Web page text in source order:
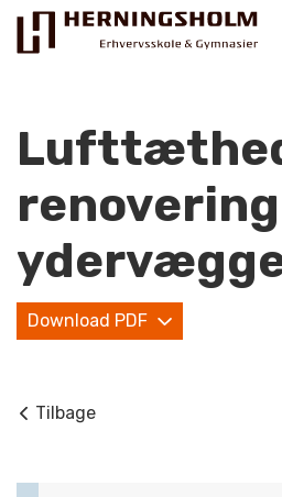
Praktisk
For ledige
For beskæftigede
Kontakt
Download PDF
Tilbage